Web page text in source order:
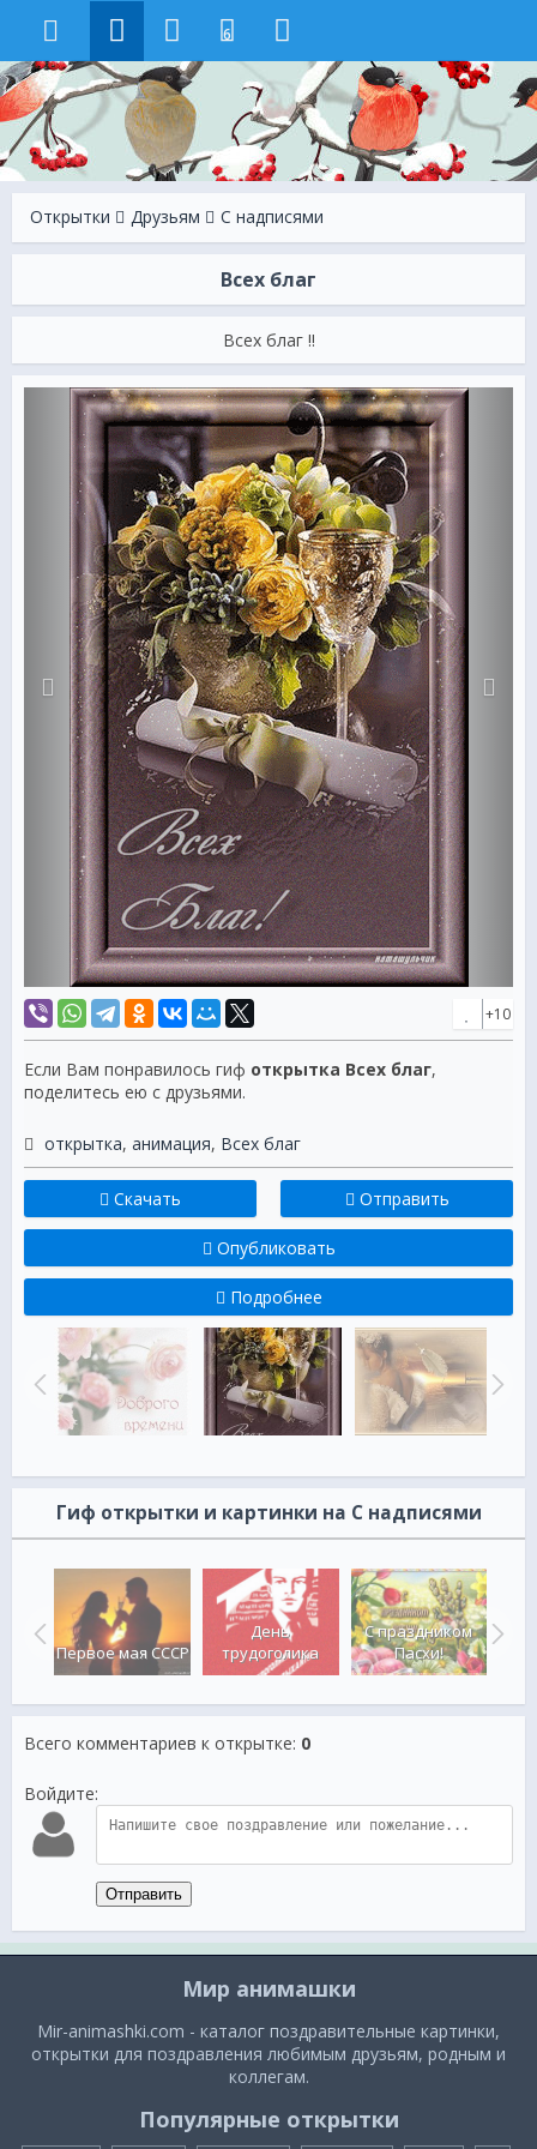
6
Открытки Друзьям С надписями
Всех благ
Всех благ !!
+10
Если Вам понравилось гиф открытка Всех благ,
поделитесь ею с друзьями.
открытка, анимация, Всех благ
Скачать Отправить
Опубликовать
Подробнее
Гиф открытки и картинки на С надписями
Первое мая СССР
День
трудоголика
С праздником
Пасхи!
Всего комментариев к открытке: 0
Войдите:
Отправить
Мир анимашки
Mir-animashki.com - каталог поздравительные картинки,
открытки для поздравления любимым друзьям, родным и
коллегам.
Популярные открытки